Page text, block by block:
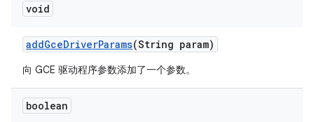
void
addGceDriverParams(String param)
向 GCE 驱动程序参数添加了一个参数。
boolean